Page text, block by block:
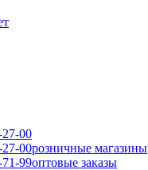
00
00розничные магазины
99оптовые заказы